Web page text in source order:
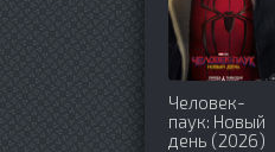
Человек-
паук: Новый
день (2026)